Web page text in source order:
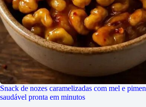
Snack de nozes caramelizadas com mel e
saudável pronta em minutos